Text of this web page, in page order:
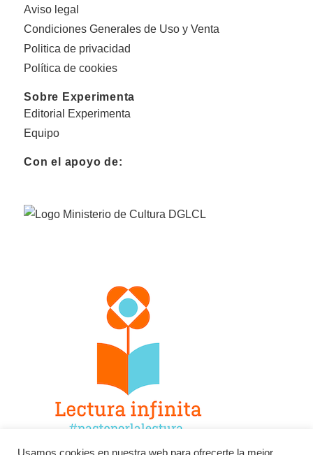
Aviso legal
Condiciones Generales de Uso y Venta
Politica de privacidad
Política de cookies
Sobre Experimenta
Editorial Experimenta
Equipo
Con el apoyo de: